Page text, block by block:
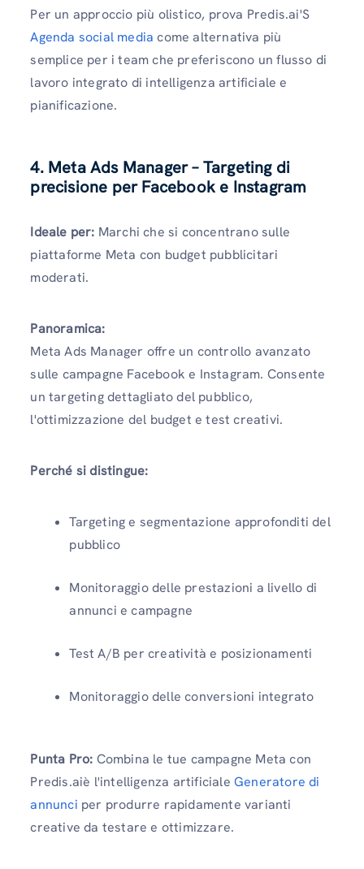
Per un approccio più olistico, prova Predis.ai'S
Agenda social media come alternativa più
semplice per i team che preferiscono un flusso di
lavoro integrato di intelligenza artificiale e
pianificazione.
4. Meta Ads Manager – Targeting di
precisione per Facebook e Instagram
Ideale per: Marchi che si concentrano sulle
piattaforme Meta con budget pubblicitari
moderati.
Panoramica:
Meta Ads Manager offre un controllo avanzato
sulle campagne Facebook e Instagram. Consente
un targeting dettagliato del pubblico,
l'ottimizzazione del budget e test creativi.
Perché si distingue:
Targeting e segmentazione approfonditi del
pubblico
Monitoraggio delle prestazioni a livello di
annunci e campagne
Test A/B per creatività e posizionamenti
Monitoraggio delle conversioni integrato
Punta Pro: Combina le tue campagne Meta con
Predis.aiè l'intelligenza artificiale Generatore di
annunci per produrre rapidamente varianti
creative da testare e ottimizzare.